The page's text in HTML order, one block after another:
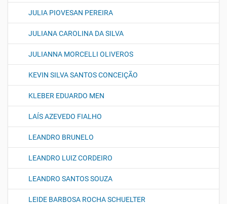
JULIA PIOVESAN PEREIRA
JULIANA CAROLINA DA SILVA
JULIANNA MORCELLI OLIVEROS
KEVIN SILVA SANTOS CONCEIÇÃO
KLEBER EDUARDO MEN
LAÍS AZEVEDO FIALHO
LEANDRO BRUNELO
LEANDRO LUIZ CORDEIRO
LEANDRO SANTOS SOUZA
LEIDE BARBOSA ROCHA SCHUELTER